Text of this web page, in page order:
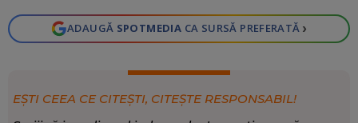
ADAUGĂ SPOTMEDIA CA SURSĂ PREFERATĂ ›
EȘTI CEEA CE CITEȘTI, CITEȘTE RESPONSABIL!